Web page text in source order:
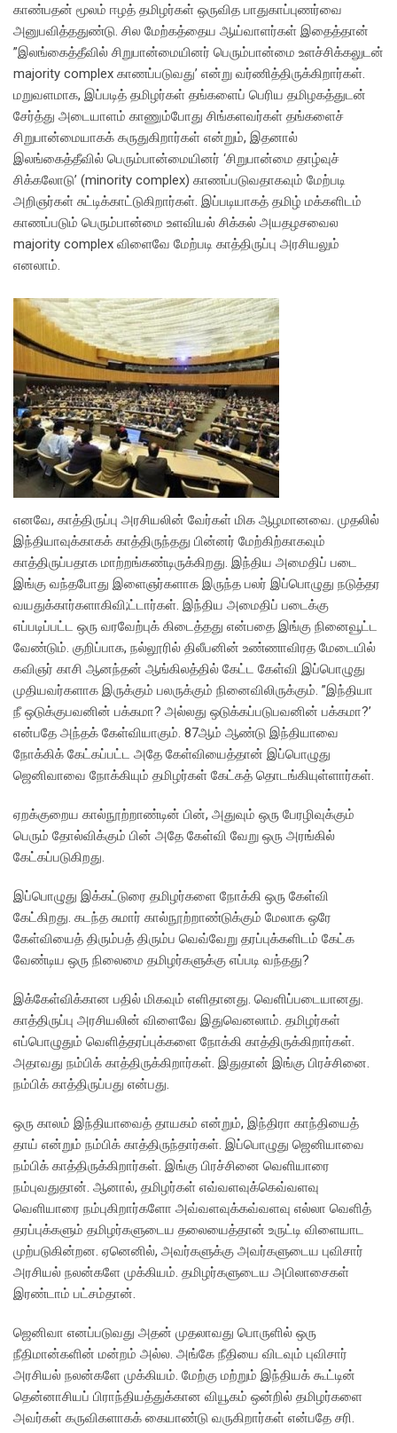
காண்பதன் மூலம் ஈழத் தமிழர்கள் ஒருவித பாதுகாப்புணர்வை
அனுபவித்ததுண்டு. சில மேற்கத்தைய ஆய்வாளர்கள் இதைத்தான்
”இலங்கைத்தீவில் சிறுபான்மையினர் பெரும்பான்மை உளச்சிக்கலுடன்
majority complex காணப்படுவது’ என்று வர்ணித்திருக்கிறார்கள்.
மறுவளமாக, இப்படித் தமிழர்கள் தங்களைப் பெரிய தமிழகத்துடன்
சேர்த்து அடையாளம் காணும்போது சிங்களவர்கள் தங்களைச்
சிறுபான்மையாகக் கருதுகிறார்கள் என்றும், இதனால்
இலங்கைத்தீவில் பெரும்பான்மையினர் ‘சிறுபான்மை தாழ்வுச்
சிக்கலோடு’ (minority complex) காணப்படுவதாகவும் மேற்படி
அறிஞர்கள் சுட்டிக்காட்டுகிறார்கள். இப்படியாகத் தமிழ் மக்களிடம்
காணப்படும் பெரும்பான்மை உளவியல் சிக்கல் அயதழசவைல
majority complex விளைவே மேற்படி காத்திருப்பு அரசியலும்
எனலாம்.
எனவே, காத்திருப்பு அரசியலின் வேர்கள் மிக ஆழமானவை. முதலில்
இந்தியாவுக்காகக் காத்திருந்தது பின்னர் மேற்கிற்காகவும்
காத்திருப்பதாக மாற்றங்கண்டிருக்கிறது. இந்திய அமைதிப் படை
இங்கு வந்தபோது இளைஞர்களாக இருந்த பலர் இப்பொழுது நடுத்தர
வயதுக்கார்களாகிவி;ட்டார்கள். இந்திய அமைதிப் படைக்கு
எப்படிப்பட்ட ஒரு வரவேற்புக் கிடைத்தது என்பதை இங்கு நினைவூட்ட
வேண்டும். குறிப்பாக, நல்லூரில் திலீபனின் உண்ணாவிரத மேடையில்
கவிஞர் காசி ஆனந்தன் ஆங்கிலத்தில் கேட்ட கேள்வி இப்பொழுது
முதியவர்களாக இருக்கும் பலருக்கும் நினைவிலிருக்கும். ”இந்தியா
நீ ஒடுக்குபவனின் பக்கமா? அல்லது ஒடுக்கப்படுபவனின் பக்கமா?’
என்பதே அந்தக் கேள்வியாகும். 87ஆம் ஆண்டு இந்தியாவை
நோக்கிக் கேட்கப்பட்ட அதே கேள்வியைத்தான் இப்பொழுது
ஜெனிவாவை நோக்கியும் தமிழர்கள் கேட்கத் தொடங்கியுள்ளார்கள்.
ஏறக்குறைய கால்நூற்றாண்டின் பின், அதுவும் ஒரு பேரழிவுக்கும்
பெரும் தோல்விக்கும் பின் அதே கேள்வி வேறு ஒரு அரங்கில்
கேட்கப்படுகிறது.
இப்பொழுது இக்கட்டுரை தமிழர்களை நோக்கி ஒரு கேள்வி
கேட்கிறது. கடந்த சுமார் கால்நூற்றாண்டுக்கும் மேலாக ஒரே
கேள்வியைத் திரும்பத் திரும்ப வெவ்வேறு தரப்புக்களிடம் கேட்க
வேண்டிய ஒரு நிலைமை தமிழர்களுக்கு எப்படி வந்தது?
இக்கேள்விக்கான பதில் மிகவும் எளிதானது. வெளிப்படையானது.
காத்திருப்பு அரசியலின் விளைவே இதுவெனலாம். தமிழர்கள்
எப்பொழுதும் வெளித்தரப்புக்களை நோக்கி காத்திருக்கிறார்கள்.
அதாவது நம்பிக் காத்திருக்கிறார்கள். இதுதான் இங்கு பிரச்சினை.
நம்பிக் காத்திருப்பது என்பது.
ஒரு காலம் இந்தியாவைத் தாயகம் என்றும், இந்திரா காந்தியைத்
தாய் என்றும் நம்பிக் காத்திருந்தார்கள். இப்பொழுது ஜெனியாவை
நம்பிக் காத்திருக்கிறார்கள். இங்கு பிரச்சினை வெளியாரை
நம்புவதுதான். ஆனால், தமிழர்கள் எவ்வளவுக்கெவ்வளவு
வெளியாரை நம்புகிறார்களோ அவ்வளவுக்கவ்வளவு எல்லா வெளித்
தரப்புக்களும் தமிழர்களுடைய தலையைத்தான் உருட்டி விளையாட
முற்படுகின்றன. ஏனெனில், அவர்களுக்கு அவர்களுடைய புவிசார்
அரசியல் நலன்களே முக்கியம். தமிழர்களுடைய அபிலாசைகள்
இரண்டாம் பட்சம்தான்.
ஜெனிவா எனப்படுவது அதன் முதலாவது பொருளில் ஒரு
நீதிமான்களின் மன்றம் அல்ல. அங்கே நீதியை விடவும் புவிசார்
அரசியல் நலன்களே முக்கியம். மேற்கு மற்றும் இந்தியக் கூட்டின்
தென்னாசியப் பிராந்தியத்துக்கான வியூகம் ஒன்றில் தமிழர்களை
அவர்கள் கருவிகளாகக் கையாண்டு வருகிறார்கள் என்பதே சரி.